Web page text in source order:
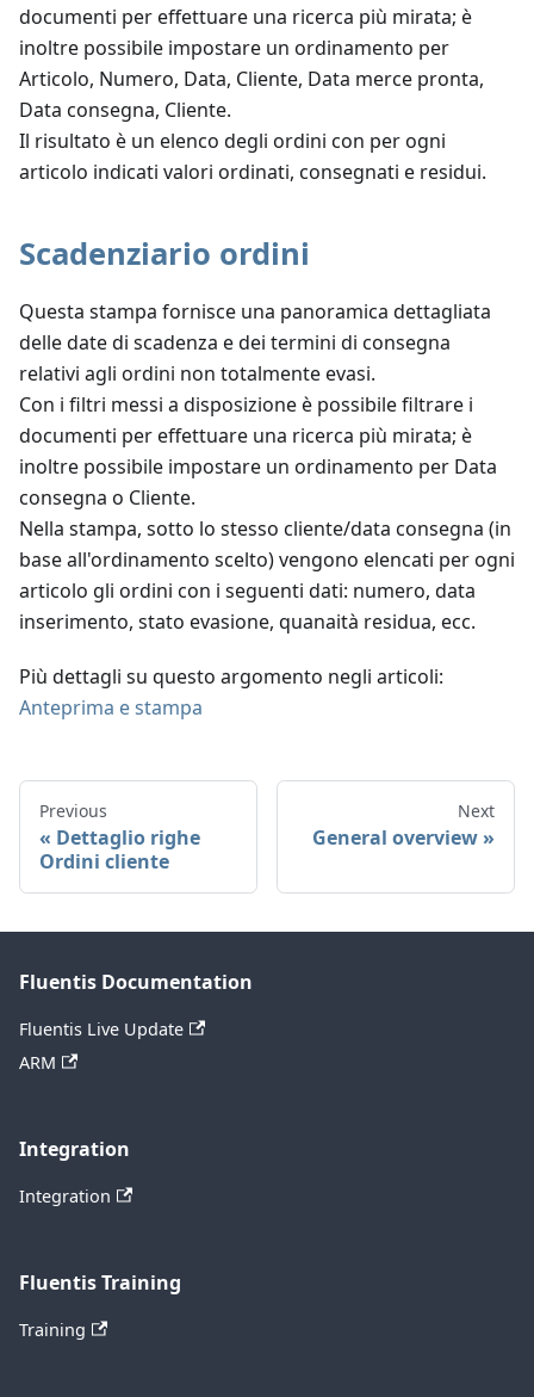
documenti per effettuare una ricerca più mirata; è
inoltre possibile impostare un ordinamento per
Articolo, Numero, Data, Cliente, Data merce pronta,
Data consegna, Cliente.
Il risultato è un elenco degli ordini con per ogni
articolo indicati valori ordinati, consegnati e residui.
Scadenziario ordini
Questa stampa fornisce una panoramica dettagliata
delle date di scadenza e dei termini di consegna
relativi agli ordini non totalmente evasi.
Con i filtri messi a disposizione è possibile filtrare i
documenti per effettuare una ricerca più mirata; è
inoltre possibile impostare un ordinamento per Data
consegna o Cliente.
Nella stampa, sotto lo stesso cliente/data consegna (in
base all'ordinamento scelto) vengono elencati per ogni
articolo gli ordini con i seguenti dati: numero, data
inserimento, stato evasione, quanaità residua, ecc.
Più dettagli su questo argomento negli articoli:
Anteprima e stampa
Previous
Dettaglio righe
Ordini cliente
Next
General overview
Fluentis Documentation
Fluentis Live Update
ARM
Integration
Integration
Fluentis Training
Training